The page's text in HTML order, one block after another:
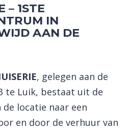
– 1STE
IN
AAN DE
, gelegen aan de
te Luik, bestaat uit de
locatie naar een
en door de verhuur van